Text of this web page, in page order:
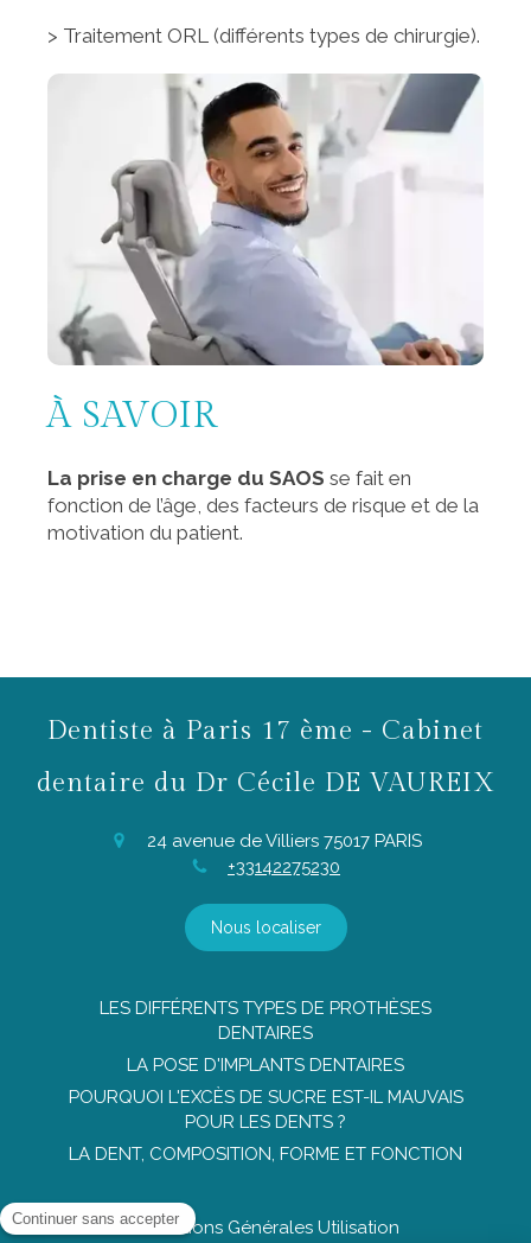
> Traitement ORL (différents types de chirurgie).
À SAVOIR
La prise en charge du SAOS se fait en
fonction de l’âge, des facteurs de risque et de la
motivation du patient.
Dentiste à Paris 17 ème - Cabinet
dentaire du Dr Cécile DE VAUREIX
24 avenue de Villiers 75017 PARIS
+33142275230
Nous localiser
LES DIFFÉRENTS TYPES DE PROTHÈSES
DENTAIRES
LA POSE D'IMPLANTS DENTAIRES
POURQUOI L'EXCÈS DE SUCRE EST-IL MAUVAIS
POUR LES DENTS ?
LA DENT, COMPOSITION, FORME ET FONCTION
Conditions Générales Utilisation